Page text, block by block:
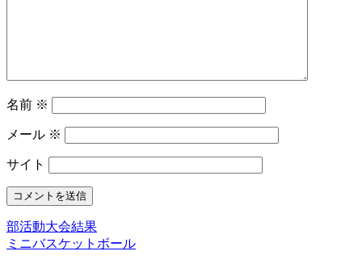
名前 ※
メール ※
サイト
部活動大会結果
ミニバスケットボール